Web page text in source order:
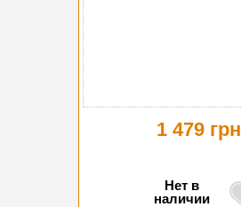
1 479 грн
Нет в
наличии